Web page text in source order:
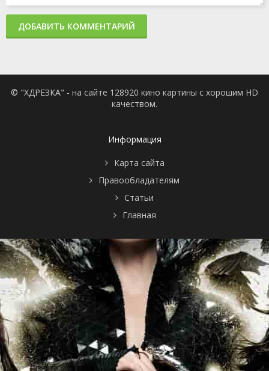
ДОБАВИТЬ КОММЕНТАРИЙ
© "ХДРЕЗКА" - на сайте 128920 кино картины с хорошим HD
качеством.
Информация
Карта сайта
Правообладателям
Статьи
Главная